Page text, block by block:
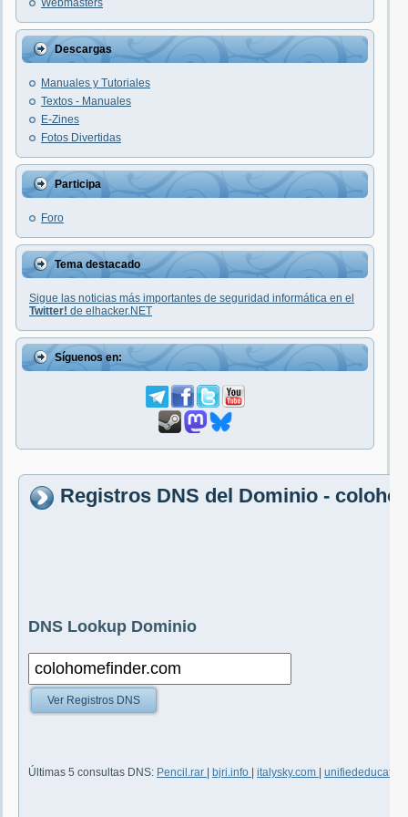
Webmasters
Descargas
Manuales y Tutoriales
Textos - Manuales
E-Zines
Fotos Divertidas
Participa
Foro
Tema destacado
Sigue las noticias más importantes de seguridad informática en el
Twitter! de elhacker.NET
Síguenos en:
Registros DNS del Dominio -
DNS Lookup Dominio
Ver Registros DNS
Últimas 5 consultas DNS: Pencil.rar bjri.info italysky.com